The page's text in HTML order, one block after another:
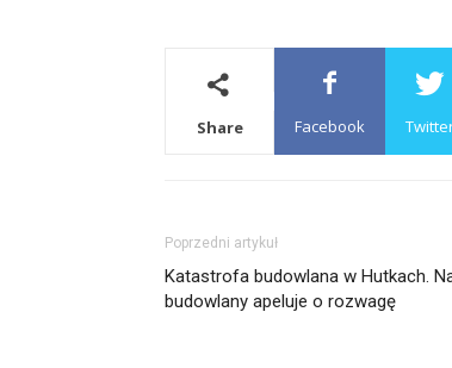
Share Facebook
Poprzedni artykuł
Katastrofa budowlana w Hutkach.
budowlany apeluje o rozwagę